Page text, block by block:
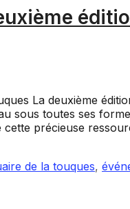
La deuxième
sous toutes ses
précieuse
de la touques,